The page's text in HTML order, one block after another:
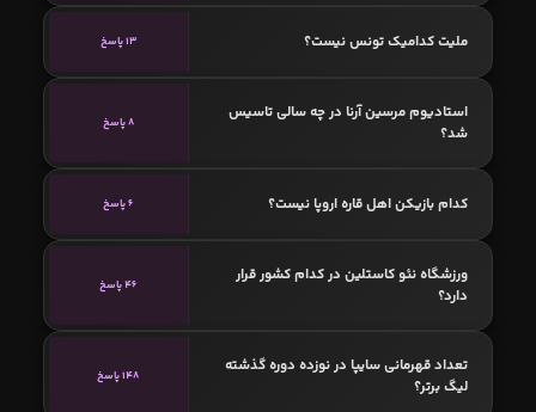
ملیت کدامیک تونس نیست؟ 13 پاسخ
استادیوم مرسین آرنا در چه سالی تاسیس
شد؟
8 پاسخ
کدام بازیکن اهل قاره اروپا نیست؟ 6 پاسخ
ورزشگاه نئو کاستلین در کدام کشور قرار
دارد؟
46 پاسخ
تعداد قهرمانی سایپا در نوزده دوره گذشته
لیگ برتر؟
148 پاسخ